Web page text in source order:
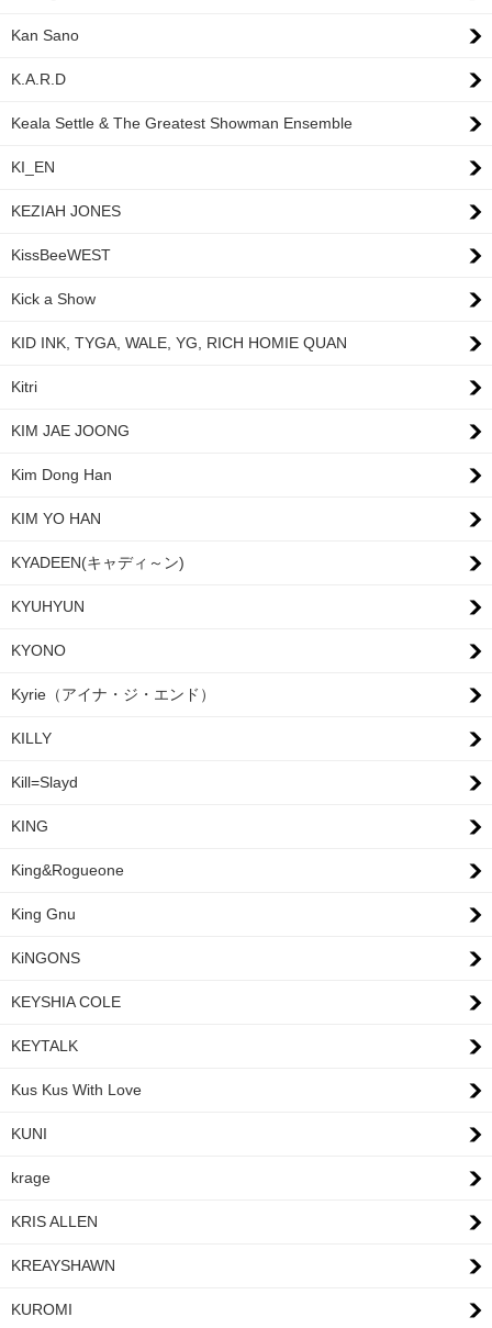
Kan Sano
K.A.R.D
Keala Settle & The Greatest Showman Ensemble
KI_EN
KEZIAH JONES
KissBeeWEST
Kick a Show
KID INK, TYGA, WALE, YG, RICH HOMIE QUAN
Kitri
KIM JAE JOONG
Kim Dong Han
KIM YO HAN
KYADEEN(キャディ～ン)
KYUHYUN
KYONO
Kyrie（アイナ・ジ・エンド）
KILLY
Kill=Slayd
KING
King&Rogueone
King Gnu
KiNGONS
KEYSHIA COLE
KEYTALK
Kus Kus With Love
KUNI
krage
KRIS ALLEN
KREAYSHAWN
KUROMI